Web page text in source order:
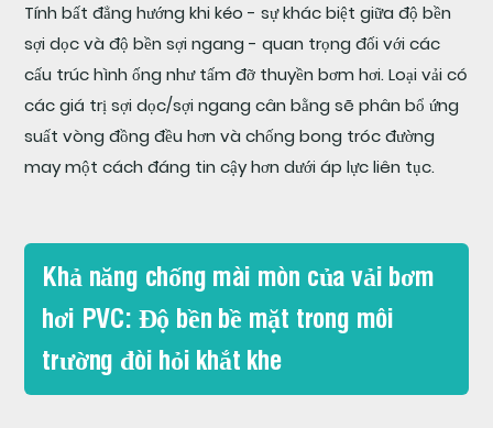
đạt
được
tính
toàn
vẹn
của
5
Vải
bơm
Tính bất đẳng hướng khi kéo - sự khác biệt giữa độ bền
sợi dọc và độ bền sợi ngang - quan trọng đối với các
cấu trúc hình ống như tấm đỡ thuyền bơm hơi. Loại vải có
các giá trị sợi dọc/sợi ngang cân bằng sẽ phân bổ ứng
suất vòng đồng đều hơn và chống bong tróc đường
may một cách đáng tin cậy hơn dưới áp lực liên tục.
Khả năng chống mài mòn của vải bơm
hơi PVC: Độ bền bề mặt trong môi
trường đòi hỏi khắt khe